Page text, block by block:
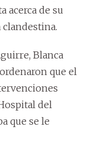
acerca de su
Blanca
que el
del
que se le